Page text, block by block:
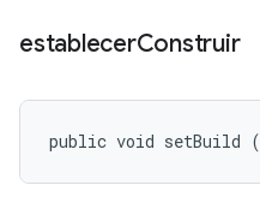
establecerConstruir
public void setBuild (